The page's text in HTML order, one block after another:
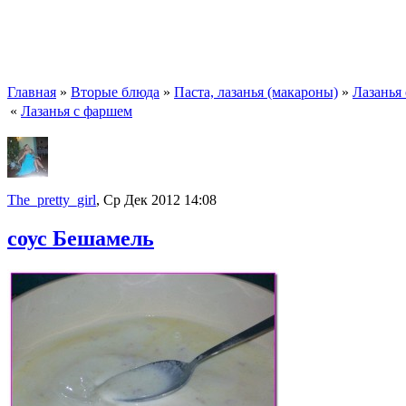
Главная » Вторые блюда » Паста, лазанья (макароны) »
« Лазанья с фаршем
The_pretty_girl, Ср Дек 2012 14:08
соус Бешамель